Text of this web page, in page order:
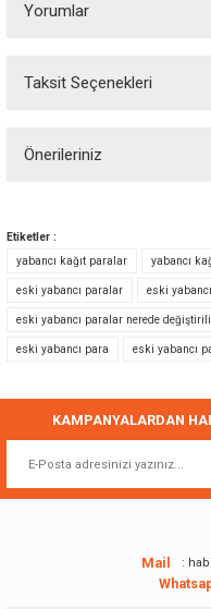
Yorumlar
Taksit Seçenekleri
Önerileriniz
Görüş ve önerileriniz için
Ürün resmi kalitesiz, bozuk
Ürün açıklamasında eksik
Ürün fiyatı diğer sitelerden
Bu ürüne benzer farklı
Etiketler :
yabancı kağıt paralar
yabancı
eski yabancı paralar eski
eski yabancı paralar nerede
eski yabancı para eski yabancı
KAMPANYALARDAN
Mail :